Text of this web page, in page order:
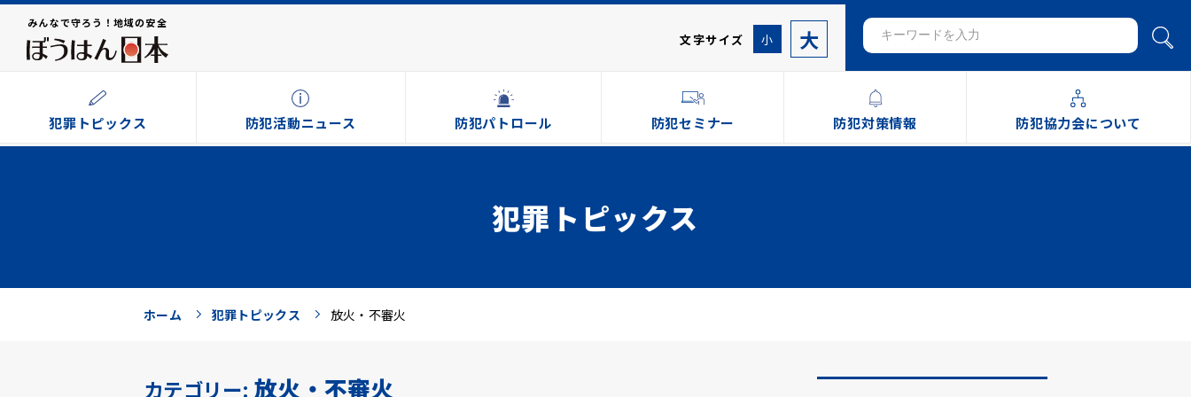
みんなで守ろう！地域の安全
文字サイズ 小 大
犯罪トピックス 防犯活動ニュース 防犯パトロール 防犯セミナー 防犯対策情報 防犯協力会について
犯罪トピックス
ホーム 犯罪トピックス 放火・不審火
カテゴリー: 放火・不審火